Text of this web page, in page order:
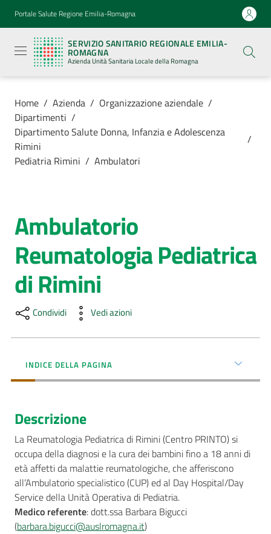
Vai al contenuto
Vai alla navigazione
Vai al footer
Portale Salute Regione Emilia-Romagna
SERVIZIO SANITARIO REGIONALE EMILIA-
ROMAGNA
Azienda Unità Sanitaria Locale della Romagna
Sanitario
Regionale
Emilia-
Romagna
Azienda
Sanitaria
Locale della
Romagna
Azienda
Luoghi
di
cura
Menu selezionato
AUSL
Comunica
dei
Dedicato
a...
Bandi
e
Home / Azienda / Organizzazione aziendale /
Dipartimenti /
Dipartimento Salute Donna, Infanzia e Adolescenza
Rimini
/
Pediatria Rimini / Ambulatori
Salta al contenuto
Ambulatorio
Reumatologia Pediatrica
di Rimini
Condividi Vedi azioni
INDICE DELLA PAGINA
Descrizione
La Reumatologia Pediatrica di Rimini (Centro PRINTO) si
occupa della diagnosi e la cura dei bambini fino a 18 anni di
età affetti da malattie reumatologiche, che afferiscono
all’Ambulatorio specialistico (CUP) ed al Day Hospital/Day
Service della Unità Operativa di Pediatria.
Medico referente: dott.ssa Barbara Bigucci
(barbara.bigucci@auslromagna.it)